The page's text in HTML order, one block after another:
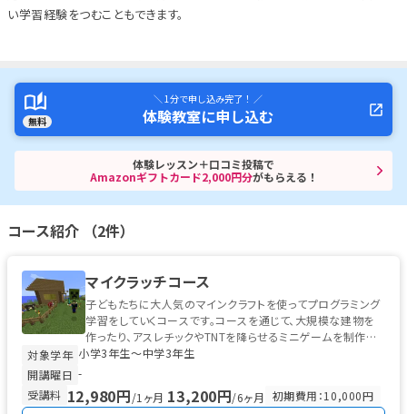
い学習経験をつむこともできます。
無料
＼ 1分で申し込み完了！ ／
体験教室に申し込む
体験レッスン＋口コミ投稿で
Amazonギフトカード2,000円分がもらえる！
コース紹介 （2件）
マイクラッチコース
子どもたちに大人気のマインクラフトを使ってプログラミング
学習をしていくコースです。コースを通じて、大規模な建物を
作ったり、アスレチックやTNTを降らせるミニゲームを制作し
たり、自分だけのダンジョ...
対象学年 小学3年生〜中学3年生
開講曜日 -
受講料 12,980円/1ヶ月 13,200円/6ヶ月 初期費用：10,000円